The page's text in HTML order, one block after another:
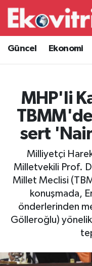
Güncel Ekonomi
MHP'li
sert
Milliyetçi
Milletvekili Prof.
Millet Meclisi
konuşmada,
önderlerinden
Gölleroğlu)
Güncel
Ekonomi
Borsa Haberleri
İş Dünyası
Lojistik
Otovitrin
Asayiş
Magazin
Hava Durumu
Trafik Durumu
Süper Lig Puan
Tüm Manşetler
Son Dakika
Haber Arşivi